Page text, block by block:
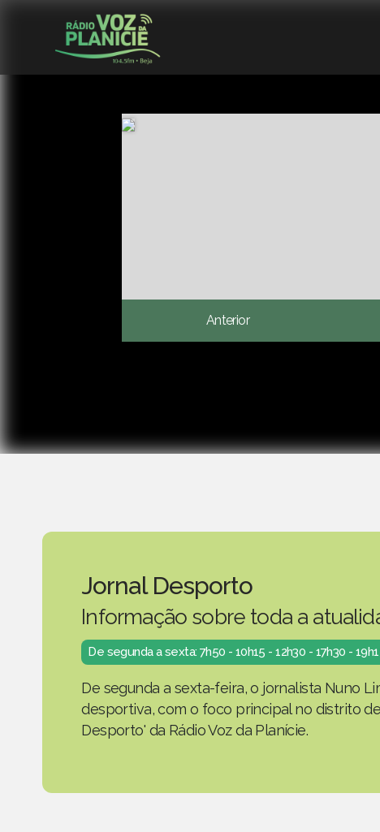
Anterior
Jornal Desporto
Informação sobre toda a
De segunda a sexta: 7h50 - 10h15 - 12h30 - 17h30 -
De segunda a sexta-feira, o jornalista Nuno
desportiva, com o foco principal no distrito
Desporto' da Rádio Voz da Planície.